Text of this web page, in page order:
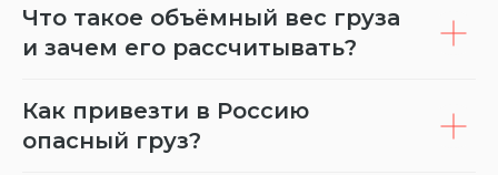
Что такое объёмный вес груза
и зачем его рассчитывать?
Как привезти в Россию
опасный груз?